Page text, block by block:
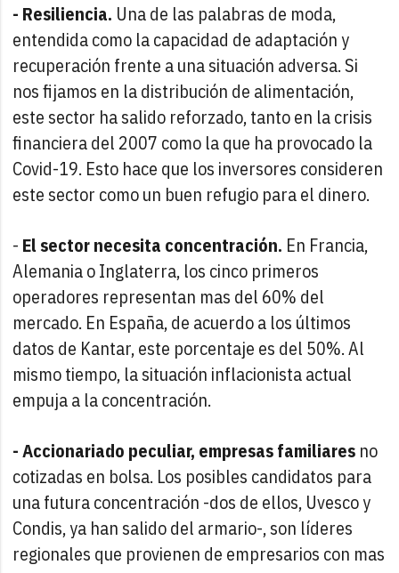
- Resiliencia. Una de las palabras de moda,
entendida como la capacidad de adaptación y
recuperación frente a una situación adversa. Si
nos fijamos en la distribución de alimentación,
este sector ha salido reforzado, tanto en la crisis
financiera del 2007 como la que ha provocado la
Covid-19. Esto hace que los inversores consideren
este sector como un buen refugio para el dinero.
- El sector necesita concentración. En Francia,
Alemania o Inglaterra, los cinco primeros
operadores representan mas del 60% del
mercado. En España, de acuerdo a los últimos
datos de Kantar, este porcentaje es del 50%. Al
mismo tiempo, la situación inflacionista actual
empuja a la concentración.
- Accionariado peculiar, empresas familiares no
cotizadas en bolsa. Los posibles candidatos para
una futura concentración -dos de ellos, Uvesco y
Condis, ya han salido del armario-, son líderes
regionales que provienen de empresarios con mas